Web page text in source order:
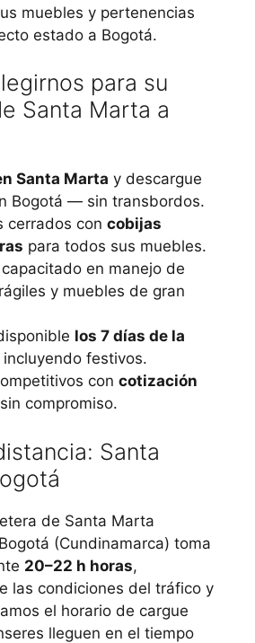
muebles y pertenencias
estado a Bogotá.
para su
Santa Marta a
Santa Marta y descargue
Bogotá — sin transbordos.
cerrados con cobijas
para todos sus muebles.
en manejo de
y muebles de gran
los 7 días de la
incluyendo festivos.
con cotización
sin compromiso.
Santa
de Santa Marta
(Cundinamarca) toma
20–22 h horas,
las condiciones del tráfico y
el horario de cargue
lleguen en el tiempo